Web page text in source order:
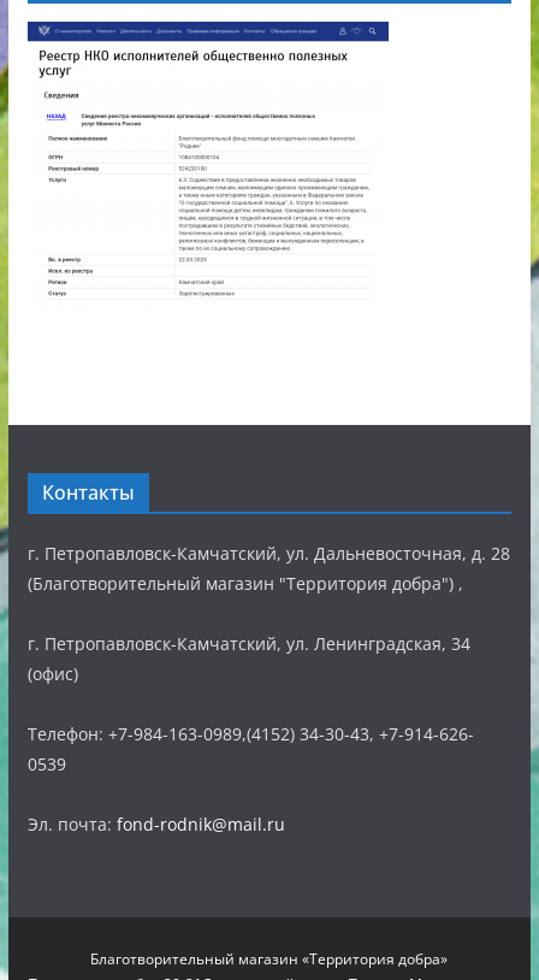
Контакты
г. Петропавловск-Камчатский, ул. Дальневосточная, д. 28
(Благотворительный магазин "Территория добра") ,
г. Петропавловск-Камчатский, ул. Ленинградская, 34
(офис)
Телефон: +7-984-163-0989,(4152) 34-30-43, +7-914-626-
0539
Эл. почта: fond-rodnik@mail.ru
Благотворительный магазин «Территория добра»